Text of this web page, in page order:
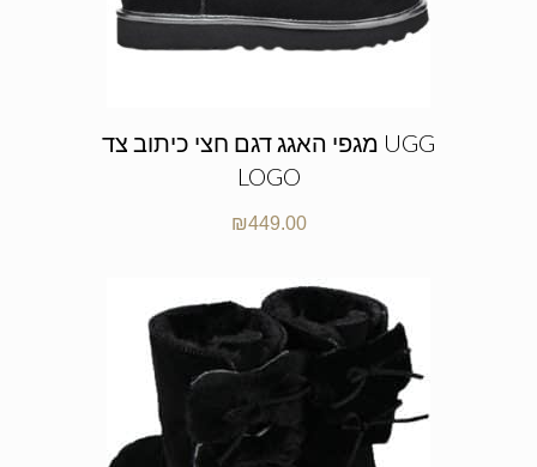
מגפי האגג דגם חצי כיתוב צד UGG
LOGO
₪449.00